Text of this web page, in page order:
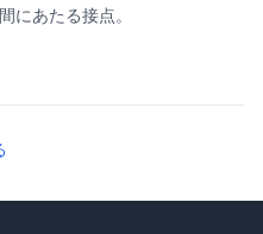
にあたる接点。